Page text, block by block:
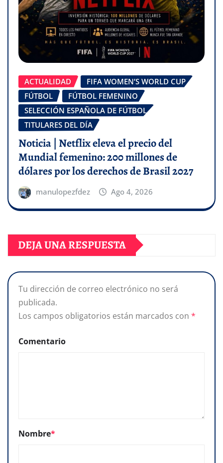
ACTUALIDAD
FIFA WOMEN’S WORLD CUP
FÚTBOL
FÚTBOL FEMENINO
SELECCIÓN ESPAÑOLA DE FÚTBOL
TITULARES DEL DÍA
Noticia | Netflix eleva el precio del
Mundial femenino: 200 millones de
dólares por los derechos de Brasil 2027
manulopezfdez Ago 4, 2026
DEJA UNA RESPUESTA
Tu dirección de correo electrónico no será
publicada.
Los campos obligatorios están marcados con *
Comentario
Nombre*